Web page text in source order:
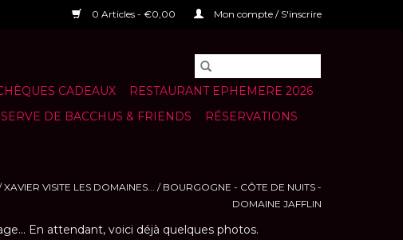
0 Articles - €0,00 Mon compte / S'inscrire
CADEAUX
RESTAURANT EPHEMERE 2026
DE BACCHUS & FRIENDS RÉSERVATIONS
XAVIER VISITE LES DOMAINES... / BOURGOGNE - CÔTE DE NUITS -
DOMAINE JAFFLIN
En attendant, voici déjà quelques photos.